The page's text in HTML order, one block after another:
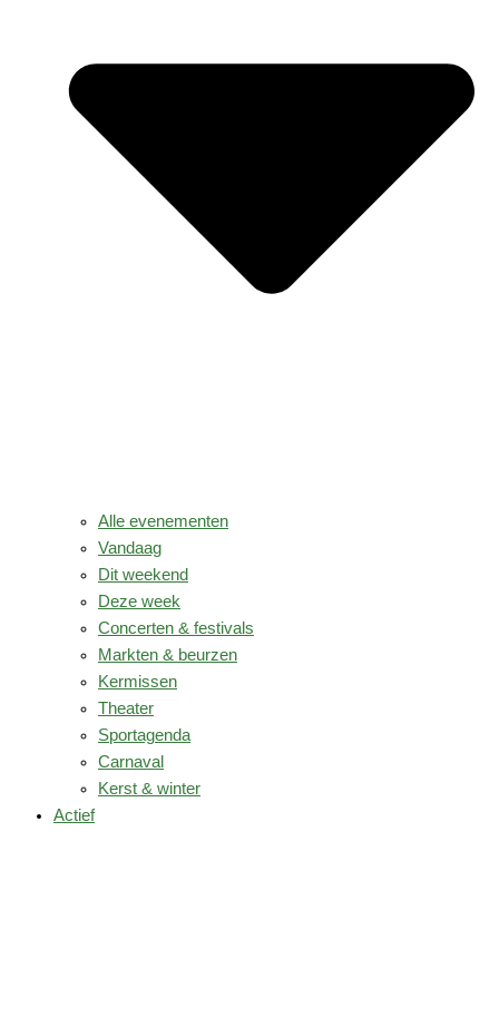
Alle evenementen
Vandaag
Dit weekend
Deze week
Concerten & festivals
Markten & beurzen
Kermissen
Theater
Sportagenda
Carnaval
Kerst & winter
Actief